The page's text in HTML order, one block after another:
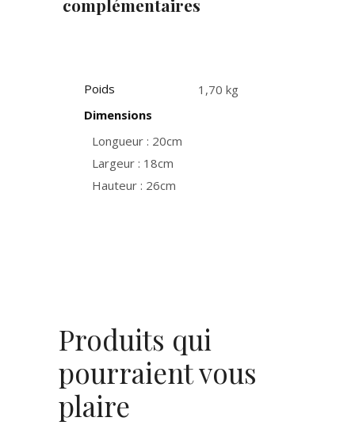
complémentaires
Poids
1,70 kg
Dimensions
Longueur : 20cm
Largeur : 18cm
Hauteur : 26cm
Produits qui
pourraient vous
plaire